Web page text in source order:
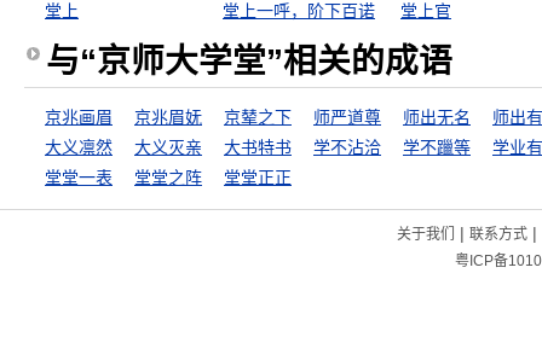
堂上
堂上一呼，阶下百诺 堂上官
与“京师大学堂”相关的成语
京兆画眉 京兆眉妩 京辇之下 师严道尊 师出无名
师出
大义凛然
大义灭亲 大书特书 学不沾洽 学不躐等
学业
堂堂一表
堂堂之阵 堂堂正正
关于我们 | 联系方式|
粤ICP备